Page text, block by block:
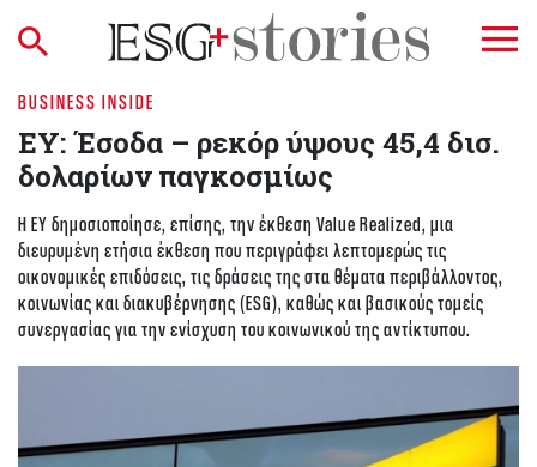
BUSINESS INSIDE
EY: Έσοδα – ρεκόρ ύψους 45,4 δισ.
δολαρίων παγκοσμίως
Η EY δημοσιοποίησε, επίσης, την έκθεση Value Realized, μια
διευρυμένη ετήσια έκθεση που περιγράφει λεπτομερώς τις
οικονομικές επιδόσεις, τις δράσεις της στα θέματα περιβάλλοντος,
κοινωνίας και διακυβέρνησης (ESG), καθώς και βασικούς τομείς
συνεργασίας για την ενίσχυση του κοινωνικού της αντίκτυπου.